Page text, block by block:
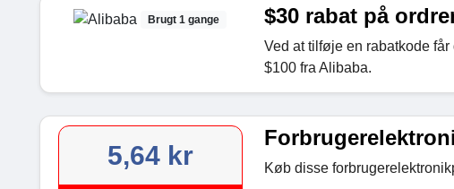
Brugt 1 gange $30 rabat på
Ved at tilføje en rabatkode
$100 fra Alibaba.
5,64 kr Køb disse